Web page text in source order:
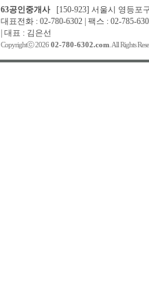
63공인중개사[150-923] 서울시 영등포
대표전화 : 02-780-6302 | 팩스 : 02-785-
| 대표 : 김은선
Copyrightⓒ 2026 02-780-6302.com. All Rights